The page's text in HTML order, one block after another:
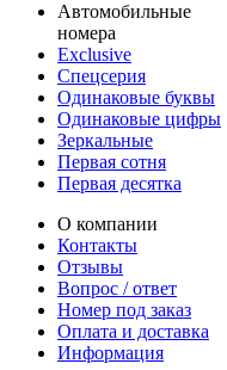
Автомобильные
номера
Exclusive
Спецсерия
Одинаковые буквы
Одинаковые цифры
Зеркальные
Первая сотня
Первая десятка
О компании
Контакты
Отзывы
Вопрос / ответ
Номер под заказ
Оплата и доставка
Информация